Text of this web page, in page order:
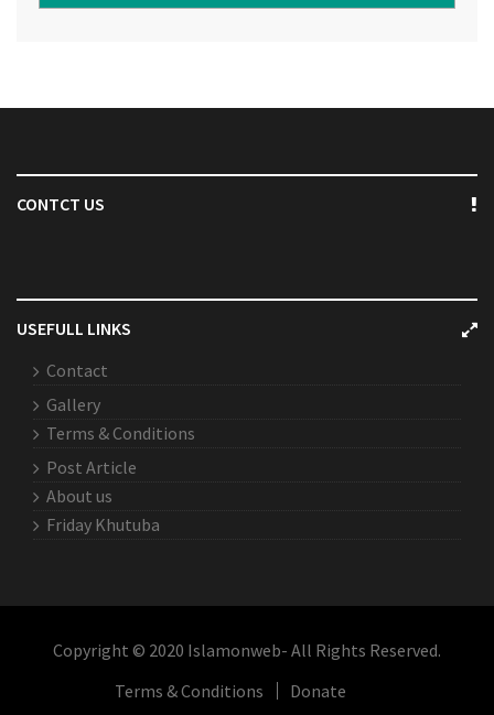
CONTCT US
USEFULL LINKS
Contact
Gallery
Terms & Conditions
Post Article
About us
Friday Khutuba
Copyright © 2020 Islamonweb- All Rights Reserved.
Terms & Conditions
Donate